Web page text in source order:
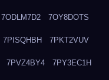
7ODLM7D2 7OY8DOTS
7PISQHBH 7PKT2VUV
7PVZ4BY4 7PY3EC1H